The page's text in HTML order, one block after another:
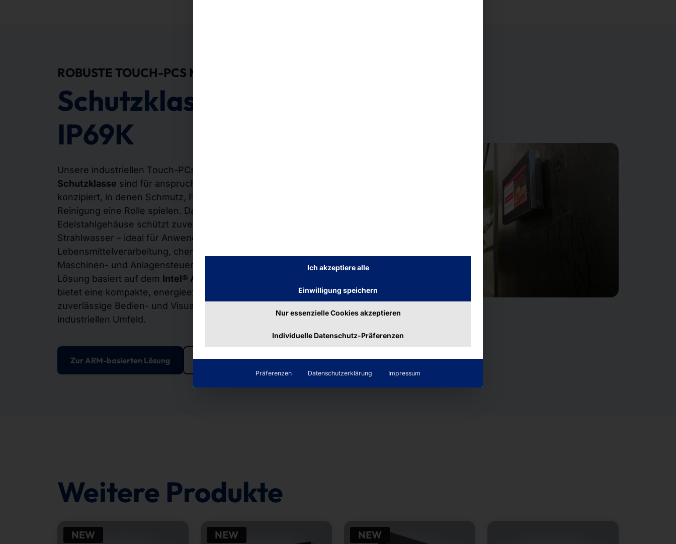
ROBUSTE TOUCH-PCS MIT
Schutzklasse IP65 &
IP69K
Unsere industriellen Touch-PCs mit
Schutzklasse sind für anspruchsvolle Einsatzbereiche
konzipiert, in denen Schmutz, Feuchtigkeit und regelmäßige
Reinigung eine Rolle spielen. Das geschlossene
Edelstahlgehäuse schützt zuverlässig vor Staub und
Strahlwasser – ideal für Anwendungen in der
Lebensmittelverarbeitung, chemischen Industrie oder in der
Maschinen- und Anlagensteuerung. Die hier vorgestellte
Lösung basiert auf dem Intel® Atom® X6211E Prozessor
bietet eine kompakte, energieeffiziente Plattform für
zuverlässige Bedien- und Visualisierungsaufgaben im
industriellen Umfeld.
Zur ARM-basierten Lösung Zur Intel IP69K Version
Weitere Produkte
NEW NEW NEW
Ich akzeptiere alle
Einwilligung speichern
Nur essenzielle Cookies akzeptieren
Individuelle Datenschutz-Präferenzen
Präferenzen Datenschutzerklärung Impressum